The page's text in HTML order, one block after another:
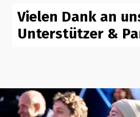
Vielen Dank an
Unterstützer &